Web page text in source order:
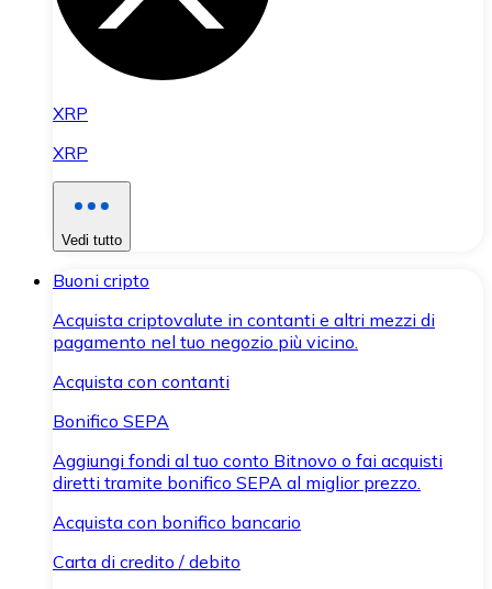
XRP
XRP
Vedi tutto
Buoni cripto
Acquista criptovalute in contanti e altri mezzi di
pagamento nel tuo negozio più vicino.
Acquista con contanti
Bonifico SEPA
Aggiungi fondi al tuo conto Bitnovo o fai acquisti
diretti tramite bonifico SEPA al miglior prezzo.
Acquista con bonifico bancario
Carta di credito / debito